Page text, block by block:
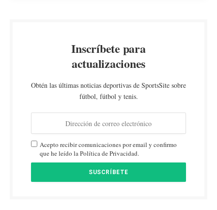
Inscríbete para
actualizaciones
Obtén las últimas noticias deportivas de SportsSite sobre
fútbol, fútbol y tenis.
Acepto recibir comunicaciones por email y confirmo
que he leído la Política de Privacidad.